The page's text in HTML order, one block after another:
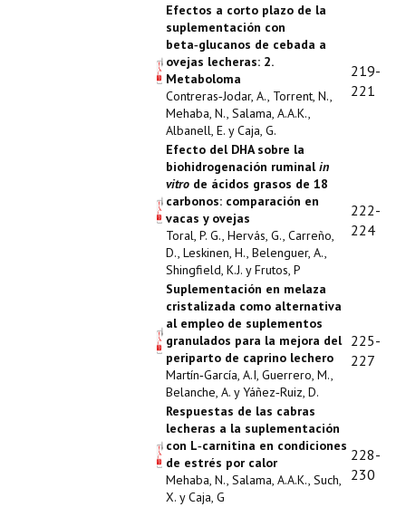
Efectos a corto plazo de la
suplementación con
beta‑glucanos de cebada a
ovejas lecheras: 2.
Metaboloma
Contreras‑Jodar, A., Torrent, N.,
Mehaba, N., Salama, A.A.K.,
Albanell, E. y Caja, G.
219-
221
Efecto del DHA sobre la
biohidrogenación ruminalin
vitro de ácidos grasos de 18
carbonos: comparación en
vacas y ovejas
Toral, P. G., Hervás, G., Carreño,
D., Leskinen, H., Belenguer, A.,
Shingfield, K.J. y Frutos, P
222-
224
Suplementación en melaza
cristalizada como alternativa
al empleo de suplementos
granulados para la mejora del
periparto de caprino lechero
Martín‑García, A.I, Guerrero, M.,
Belanche, A. y Yáñez‑Ruiz, D.
225-
227
Respuestas de las cabras
lecheras a la suplementación
con L‑carnitina en condiciones
de estrés por calor
Mehaba, N., Salama, A.A.K., Such,
X. y Caja, G
228-
230